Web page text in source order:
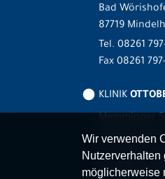
Bad
87719
Tel. 08261
Fax 08261
KLINIK
87724
Tel.08332
Fax 08332
Wir verwenden
Nutzerverhalten
möglicherweise